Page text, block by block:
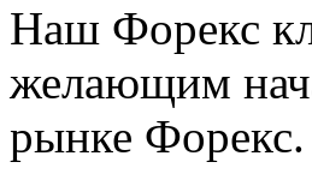
Наш Форекс
желающим
рынке